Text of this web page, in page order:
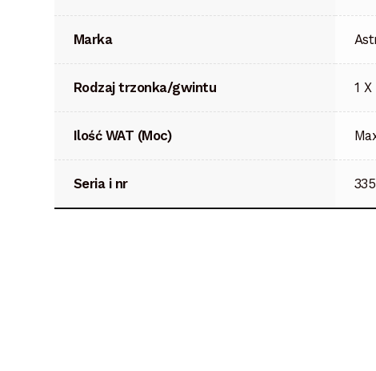
Marka
Rodzaj trzonka/gwintu 1 X
Ilość WAT (Moc)
Seria i nr